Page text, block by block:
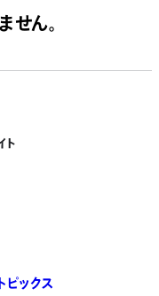
ん。
ックス